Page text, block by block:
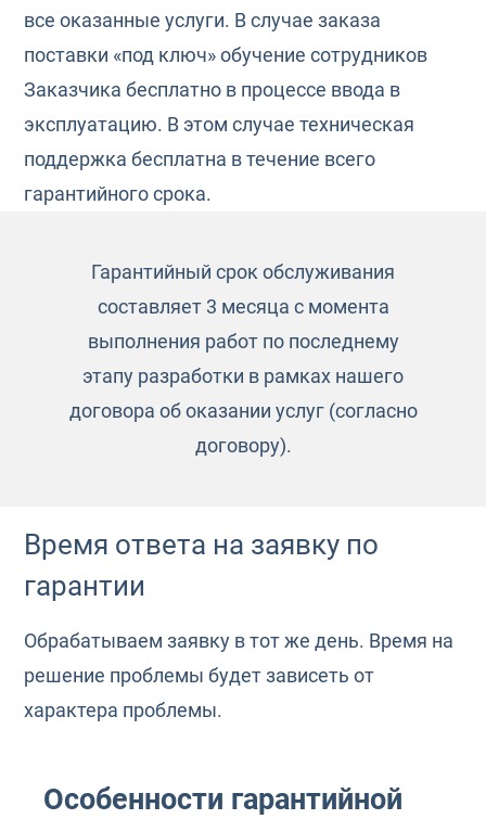
все оказанные услуги. В случае заказа
поставки «под ключ» обучение сотрудников
Заказчика бесплатно в процессе ввода в
эксплуатацию. В этом случае техническая
поддержка бесплатна в течение всего
гарантийного срока.
Гарантийный срок обслуживания
составляет 3 месяца с момента
выполнения работ по последнему
этапу разработки в рамках нашего
договора об оказании услуг (согласно
договору).
Время ответа на заявку по
гарантии
Обрабатываем заявку в тот же день. Время на
решение проблемы будет зависеть от
характера проблемы.
Особенности гарантийной